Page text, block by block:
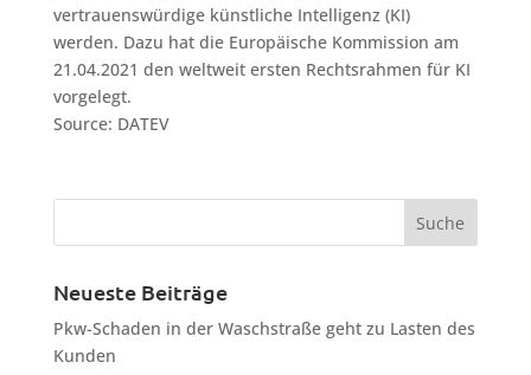
vertrauenswürdige künstliche Intelligenz (KI)
werden. Dazu hat die Europäische Kommission am
21.04.2021 den weltweit ersten Rechtsrahmen für KI
vorgelegt.
Source: DATEV
Neueste Beiträge
Pkw-Schaden in der Waschstraße geht zu Lasten des
Kunden